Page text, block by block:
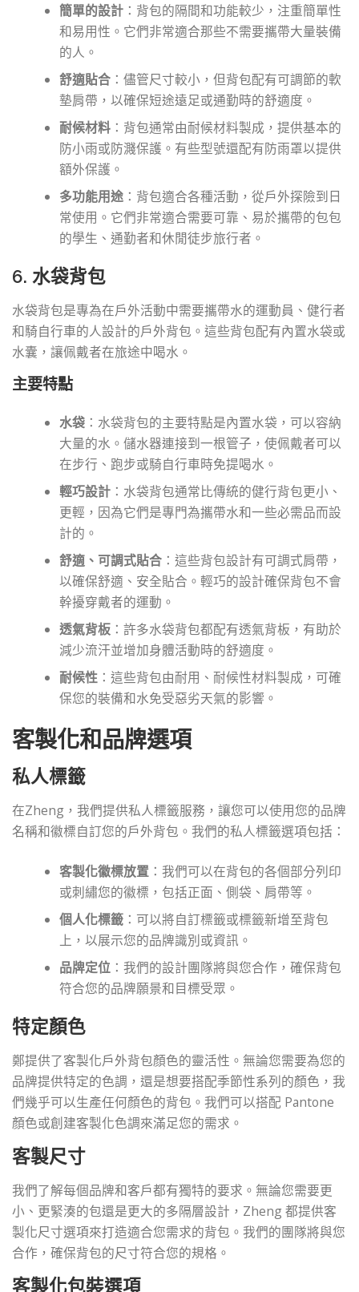
簡單的設計 ：背包的隔間和功能較少，注重簡單性
和易用性。它們非常適合那些不需要攜帶大量裝備
的人。
舒適貼合 ：儘管尺寸較小，但背包配有可調節的軟
墊肩帶，以確保短途遠足或通勤時的舒適度。
耐候材料 ：背包通常由耐候材料製成，提供基本的
防小雨或防濺保護。有些型號還配有防雨罩以提供
額外保護。
多功能用途 ：背包適合各種活動，從戶外探險到日
常使用。它們非常適合需要可靠、易於攜帶的包包
的學生、通勤者和休閒徒步旅行者。
6. 水袋背包
水袋背包是專為在戶外活動中需要攜帶水的運動員、健行者
和騎自行車的人設計的戶外背包。這些背包配有內置水袋或
水囊，讓佩戴者在旅途中喝水。
主要特點
水袋 ：水袋背包的主要特點是內置水袋，可以容納
大量的水。儲水器連接到一根管子，使佩戴者可以
在步行、跑步或騎自行車時免提喝水。
輕巧設計 ：水袋背包通常比傳統的健行背包更小、
更輕，因為它們是專門為攜帶水和一些必需品而設
計的。
舒適、可調式貼合 ：這些背包設計有可調式肩帶，
以確保舒適、安全貼合。輕巧的設計確保背包不會
幹擾穿戴者的運動。
透氣背板 ：許多水袋背包都配有透氣背板，有助於
減少流汗並增加身體活動時的舒適度。
耐候性 ：這些背包由耐用、耐候性材料製成，可確
保您的裝備和水免受惡劣天氣的影響。
客製化和品牌選項
私人標籤
在Zheng，我們提供私人標籤服務，讓您可以使用您的品牌
名稱和徽標自訂您的戶外背包。我們的私人標籤選項包括：
客製化徽標放置 ：我們可以在背包的各個部分列印
或刺繡您的徽標，包括正面、側袋、肩帶等。
個人化標籤 ：可以將自訂標籤或標籤新增至背包
上，以展示您的品牌識別或資訊。
品牌定位 ：我們的設計團隊將與您合作，確保背包
符合您的品牌願景和目標受眾。
特定顏色
鄭提供了客製化戶外背包顏色的靈活性。無論您需要為您的
品牌提供特定的色調，還是想要搭配季節性系列的顏色，我
們幾乎可以生產任何顏色的背包。我們可以搭配 Pantone
顏色或創建客製化色調來滿足您的需求。
客製尺寸
我們了解每個品牌和客戶都有獨特的要求。無論您需要更
小、更緊湊的包還是更大的多隔層設計，Zheng 都提供客
製化尺寸選項來打造適合您需求的背包。我們的團隊將與您
合作，確保背包的尺寸符合您的規格。
客製化包裝選項